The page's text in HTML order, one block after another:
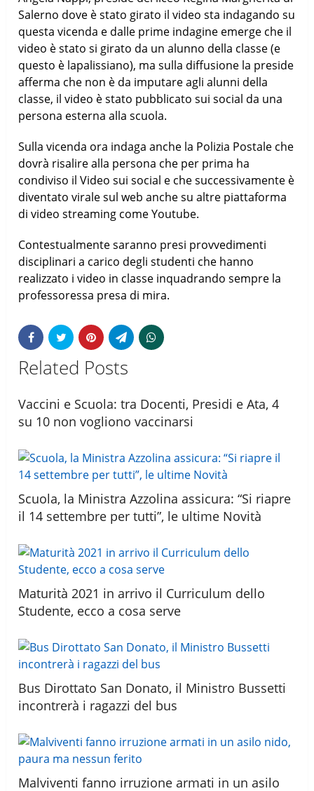
Salerno dove è stato girato il video sta indagando su
questa vicenda e dalle prime indagine emerge che il
video è stato si girato da un alunno della classe (e
questo è lapalissiano), ma sulla diffusione la preside
afferma che non è da imputare agli alunni della
classe, il video è stato pubblicato sui social da una
persona esterna alla scuola.
Sulla vicenda ora indaga anche la Polizia Postale che
dovrà risalire alla persona che per prima ha
condiviso il Video sui social e che successivamente è
diventato virale sul web anche su altre piattaforma
di video streaming come Youtube.
Contestualmente saranno presi provvedimenti
disciplinari a carico degli studenti che hanno
realizzato i video in classe inquadrando sempre la
professoressa presa di mira.
Related Posts
Vaccini e Scuola: tra Docenti, Presidi e Ata, 4
su 10 non vogliono vaccinarsi
Scuola, la Ministra Azzolina assicura: “Si riapre
il 14 settembre per tutti”, le ultime Novità
Maturità 2021 in arrivo il Curriculum dello
Studente, ecco a cosa serve
Bus Dirottato San Donato, il Ministro Bussetti
incontrerà i ragazzi del bus
Malviventi fanno irruzione armati in un asilo